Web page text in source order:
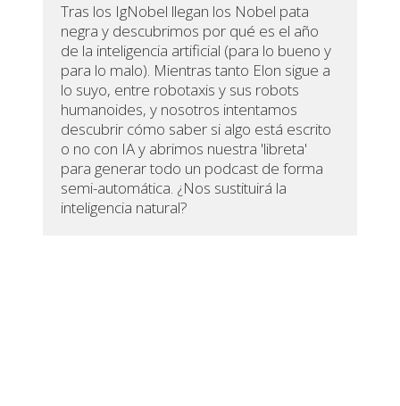
Tras los IgNobel llegan los Nobel pata
negra y descubrimos por qué es el año
de la inteligencia artificial (para lo bueno y
para lo malo). Mientras tanto Elon sigue a
lo suyo, entre robotaxis y sus robots
humanoides, y nosotros intentamos
descubrir cómo saber si algo está escrito
o no con IA y abrimos nuestra 'libreta'
para generar todo un podcast de forma
semi-automática. ¿Nos sustituirá la
inteligencia natural?